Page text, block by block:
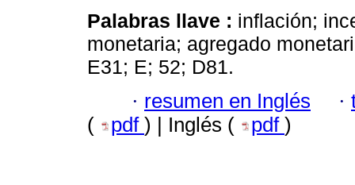
Palabras llave : inflación;
monetaria; agregado
E31; E; 52; D81.
· resumen en Inglés ·
(
pdf ) | Inglés ( pdf )